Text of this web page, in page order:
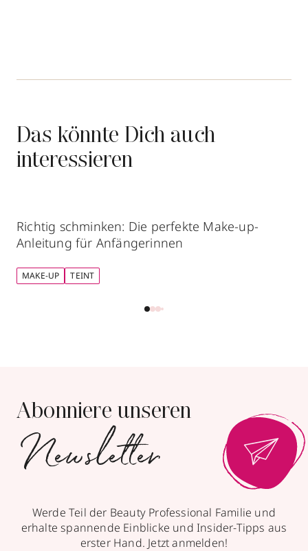
Das könnte Dich auch
interessieren
Richtig schminken: Die perfekte Make-up-
Anleitung für Anfängerinnen
MAKE-UP TEINT
Abonniere unseren
Newsletter
Werde Teil der Beauty Professional Familie und
erhalte spannende Einblicke und Insider-Tipps aus
erster Hand. Jetzt anmelden!